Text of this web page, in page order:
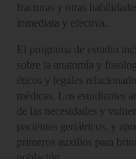
fracturas y otras
inmediata y efectiva.
El programa de estudio
sobre la anatomía y
éticos y legales
médicas. Los estudiantes
de las necesidades y
pacientes geriátricos, y
primeros auxilios para